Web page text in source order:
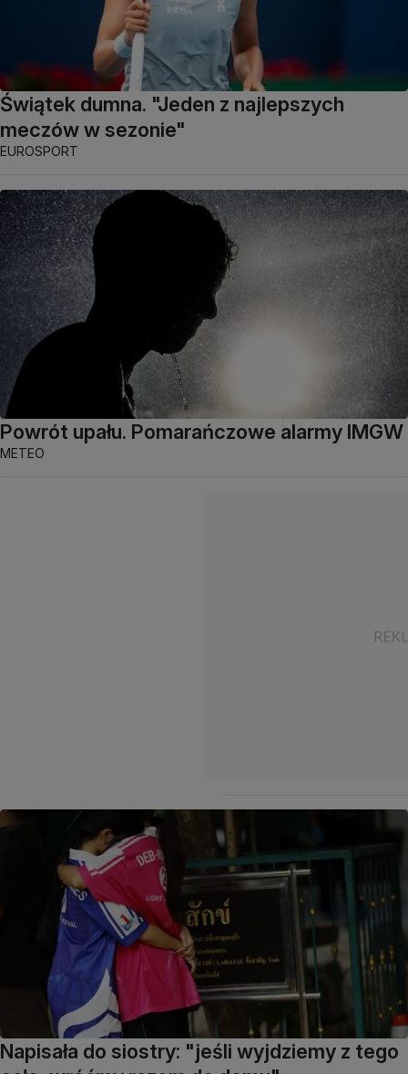
Świątek dumna. "Jeden z najlepszych
meczów w sezonie"
EUROSPORT
Powrót upału. Pomarańczowe alarmy IMGW
METEO
Napisała do siostry: "jeśli wyjdziemy z tego